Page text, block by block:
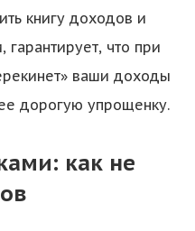
книгу доходов и
что при
ваши доходы
дорогую упрощенку.
как не